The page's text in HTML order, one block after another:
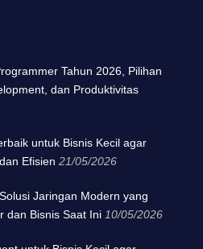
Tahun 2026, Pilihan
dan Produktivitas
untuk Bisnis Kecil agar
Efisien 21/05/2026
Jaringan Modern yang
dan Bisnis Saat Ini 10/05/2026